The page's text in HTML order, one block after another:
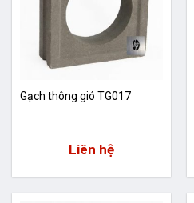
Gạch thông gió TG017
Liên hệ